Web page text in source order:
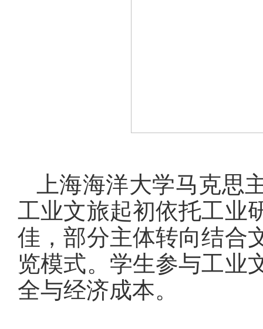
上海海洋大学马克思
工业文旅起初依托工业
佳，部分主体转向结合
览模式。学生参与工业
全与经济成本。